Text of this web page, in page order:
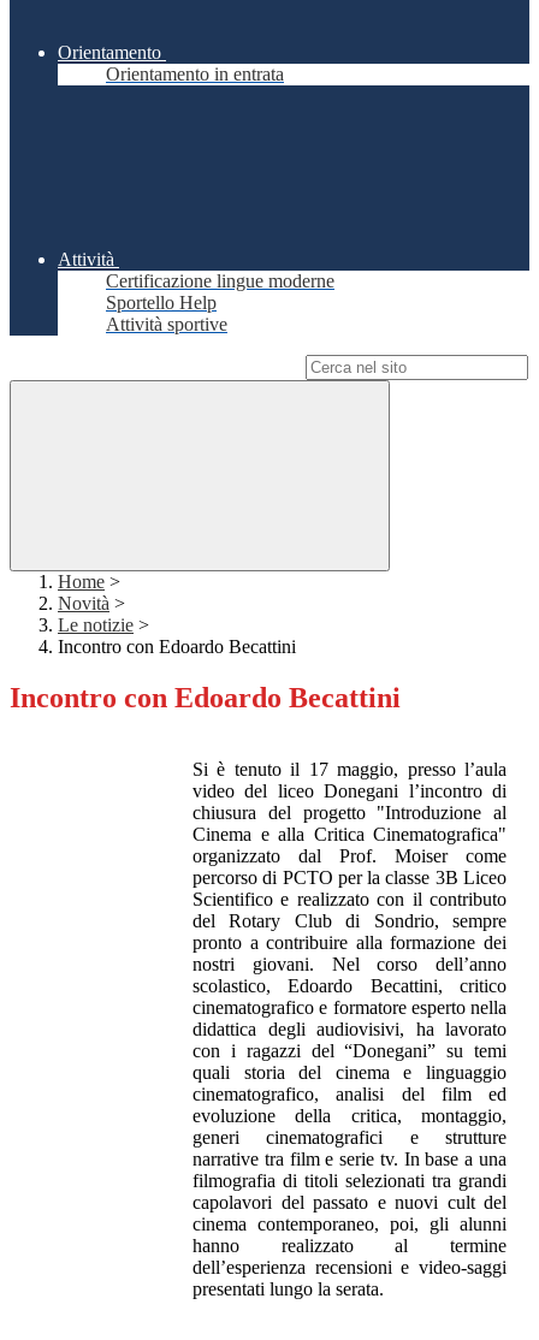
Orientamento
Orientamento in entrata
Attività
Certificazione lingue moderne
Sportello Help
Attività sportive
Home >
Novità >
Le notizie >
Incontro con Edoardo Becattini
Incontro con Edoardo Becattini
Si è tenuto il 17 maggio, presso l’aula
video del liceo Donegani l’incontro di
chiusura del progetto "Introduzione al
Cinema e alla Critica Cinematografica"
organizzato dal Prof. Moiser come
percorso di PCTO per la classe 3B Liceo
Scientifico e realizzato con il contributo
del Rotary Club di Sondrio, sempre
pronto a contribuire alla formazione dei
nostri giovani. Nel corso dell’anno
scolastico, Edoardo Becattini, critico
cinematograficoe formatore esperto nella
didattica degli audiovisivi, ha lavorato
con i ragazzi del “Donegani” su temi
quali storia del cinema e linguaggio
cinematografico, analisi del film ed
evoluzione della critica, montaggio,
generi cinematografici e strutture
narrative tra film e serie tv. In base a una
filmografia di titoli selezionati tra grandi
capolavori del passato e nuovi cult del
cinema contemporaneo, poi, gli alunni
hanno realizzato al termine
dell’esperienza recensioni e video-saggi
presentati lungo la serata.